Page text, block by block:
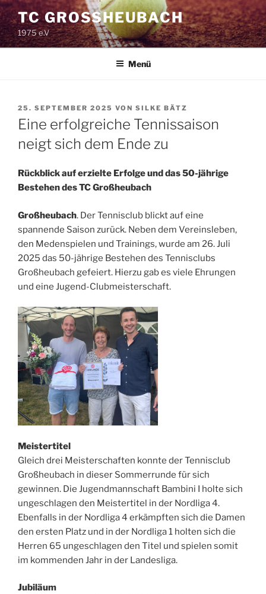
Zum
Inhalt
springen
TC GROSSHEUBACH
1975 e.V
Menü
VERÖFFENTLICHT
AM
25. SEPTEMBER 2025 VON SILKE BÄTZ
Eine erfolgreiche Tennissaison
neigt sich dem Ende zu
Rückblick auf erzielte Erfolge und das 50-jährige
Bestehen des TC Großheubach
Großheubach. Der Tennisclub blickt auf eine
spannende Saison zurück. Neben dem Vereinsleben,
den Medenspielen und Trainings, wurde am 26. Juli
2025 das 50-jährige Bestehen des Tennisclubs
Großheubach gefeiert. Hierzu gab es viele Ehrungen
und eine Jugend-Clubmeisterschaft.
Meistertitel
Gleich drei Meisterschaften konnte der Tennisclub
Großheubach in dieser Sommerrunde für sich
gewinnen. Die Jugendmannschaft Bambini I holte sich
ungeschlagen den Meistertitel in der Nordliga 4.
Ebenfalls in der Nordliga 4 erkämpften sich die Damen
den ersten Platz und in der Nordliga 1 holten sich die
Herren 65 ungeschlagen den Titel und spielen somit
im kommenden Jahr in der Landesliga.
Jubiläum